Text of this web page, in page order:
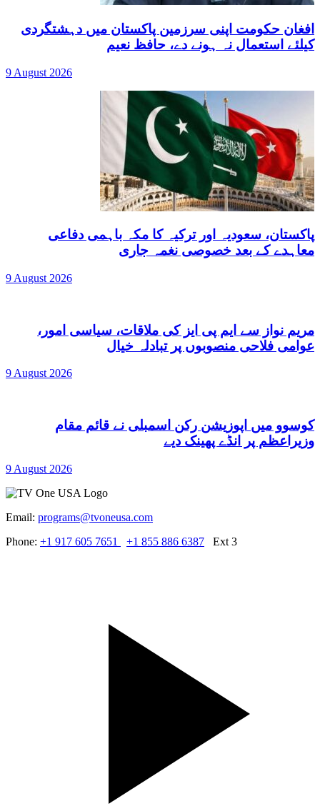
افغان حکومت اپنی سرزمین پاکستان میں دہشتگردی
کیلئے استعمال نہ ہونے دے، حافظ نعیم
9 August 2026
پاکستان، سعودیہ اور ترکیہ کا مکہ باہمی دفاعی
معاہدے کے بعد خصوصی نغمہ جاری
9 August 2026
مریم نواز سے ایم پی ایز کی ملاقات، سیاسی امور،
عوامی فلاحی منصوبوں پر تبادلہ خیال
9 August 2026
کوسوو میں اپوزیشن رکن اسمبلی نے قائم مقام
وزیراعظم پر انڈے پھینک دیے
9 August 2026
Email: programs@tvoneusa.com
Phone: +1 917 605 7651 +1 855 886 6387 Ext 3